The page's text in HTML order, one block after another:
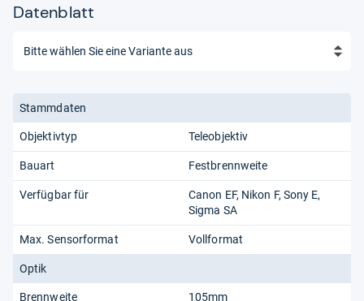
Datenblatt
Stammdaten
Objektivtyp Teleobjektiv
Bauart Festbrennweite
Verfügbar für Canon EF Nikon F Sony E
Sigma SA
Max. Sensorformat Vollformat
Optik
Brennweite 105mm